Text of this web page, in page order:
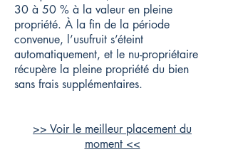
30 à 50 % à la valeur en pleine
propriété. À la fin de la période
convenue, l’usufruit s’éteint
automatiquement, et le nu-propriétaire
récupère la pleine propriété du bien
sans frais supplémentaires.
>> Voir le meilleur placement du
moment <<